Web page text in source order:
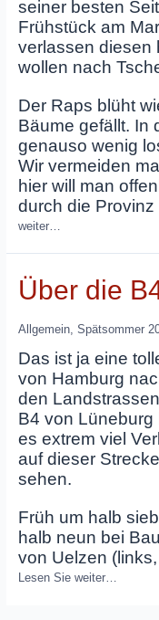
seiner besten
Frühstück am
verlassen diesen
wollen nach
Der Raps blüht
Bäume gefällt. In
genauso wenig
Wir vermeiden
hier will man
durch die
weiter…
Über die
Allgemein, Spätsommer
Das ist ja eine
von Hamburg
den
B4 von Lüneburg
es extrem viel
auf dieser
sehen.
Früh um halb
halb neun bei
von Uelzen
Lesen Sie weiter…